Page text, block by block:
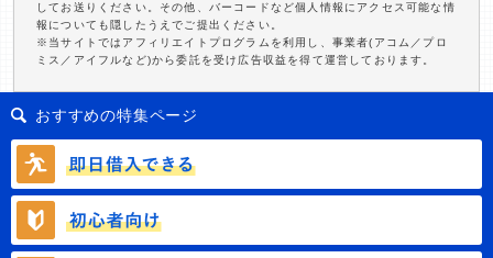
してお送りください。その他、バーコードなど個人情報にアクセス可能な情
報についても隠したうえでご提出ください。
※当サイトではアフィリエイトプログラムを利用し、事業者(アコム／プロ
ミス／アイフルなど)から委託を受け広告収益を得て運営しております。
おすすめの特集ページ